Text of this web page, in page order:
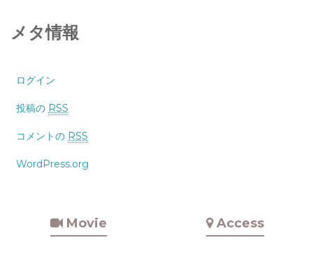
メタ情報
ログイン
投稿の RSS
コメントの RSS
WordPress.org
Movie Access